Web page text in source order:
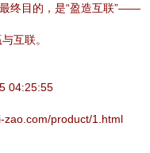
终目的，是“盈造互联”——
互联。
04:25:55
zao.com/product/1.html